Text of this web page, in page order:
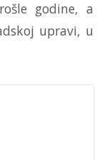
godine, a
upravi, u